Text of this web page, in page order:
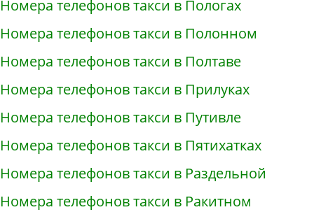
Номера телефонов такси в Пологах
Номера телефонов такси в Полонном
Номера телефонов такси в Полтаве
Номера телефонов такси в Прилуках
Номера телефонов такси в Путивле
Номера телефонов такси в Пятихатках
Номера телефонов такси в Раздельной
Номера телефонов такси в Ракитном